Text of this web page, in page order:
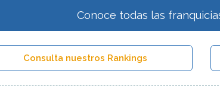
Conoce todas las
Consulta nuestros Rankings